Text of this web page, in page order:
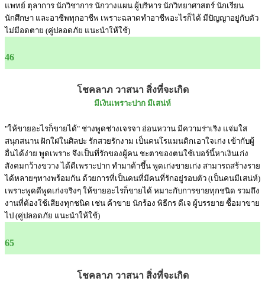
แพทย์ ตุลาการ นักวิชาการ นักวางแผน ผู้บริหาร นักวิทยาศาสตร์ นักเรียน
นักศึกษา และอาชีพทุกอาชีพ เพราะฉลาดทำอาชีพอะไรก็ได้ มีปัญญาอยู่กับตัว
ไม่มีอดตาย (คู่ปลอดภัย แนะนำให้ใช้)
46
โชคลาภ วาสนา สิ่งที่จะเกิด
มีเงินเพราะปาก มีเสน่ห์
"ให้ขายอะไรก็ขายได้" ช่างพูดช่างเจรจา อ่อนหวาน มีความร่าเริง แจ่มใส
สนุกสนาน ฝักใฝ่ในศิลปะ รักสวยรักงาม เป็นคนโรแมนติกเอาใจเก่ง เข้ากับผู้
อื่นได้ง่าย พูดเพราะ จึงเป็นที่รักของผู้คน ชะตาของตนใช้เบอร์นี้หาเงินเก่ง
สังคมกว้างขวาง ได้ดีเพราะปาก ทำมาค้าขึ้น พูดเก่งขายเก่ง สามารถสร้างราย
ได้หลายๆทางพร้อมกัน ด้วยการที่เป็นคนที่มีคนที่รักอยู่รอบตัว (เป็นคนมีเสน่ห์)
เพราะพูดดีพูดเก่งจริงๆ ให้ขายอะไรก็ขายได้ หมาะกับการขายทุกชนิด รวมถึง
งานที่ต้องใช้เสียงทุกชนิด เช่น ค้าขาย นักร้อง พิธีกร ดีเจ ผู้บรรยาย ซื้อมาขาย
ไป (คู่ปลอดภัย แนะนำให้ใช้)
65
โชคลาภ วาสนา สิ่งที่จะเกิด